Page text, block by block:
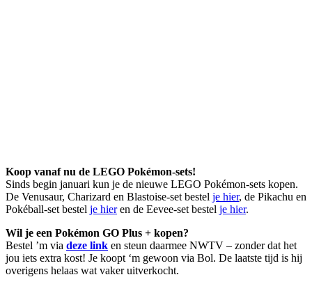
Koop vanaf nu de LEGO Pokémon-sets!
Sinds begin januari kun je de nieuwe LEGO Pokémon-sets kopen.
De Venusaur, Charizard en Blastoise-set bestel je hier, de Pikachu en
Pokéball-set bestel je hieren de Eevee-set bestel je hier.
Wil je een Pokémon GO Plus + kopen?
Bestel ’m via deze link en steun daarmee NWTV – zonder dat het
jou iets extra kost! Je koopt ‘m gewoon via Bol. De laatste tijd is hij
overigens helaas wat vaker uitverkocht.